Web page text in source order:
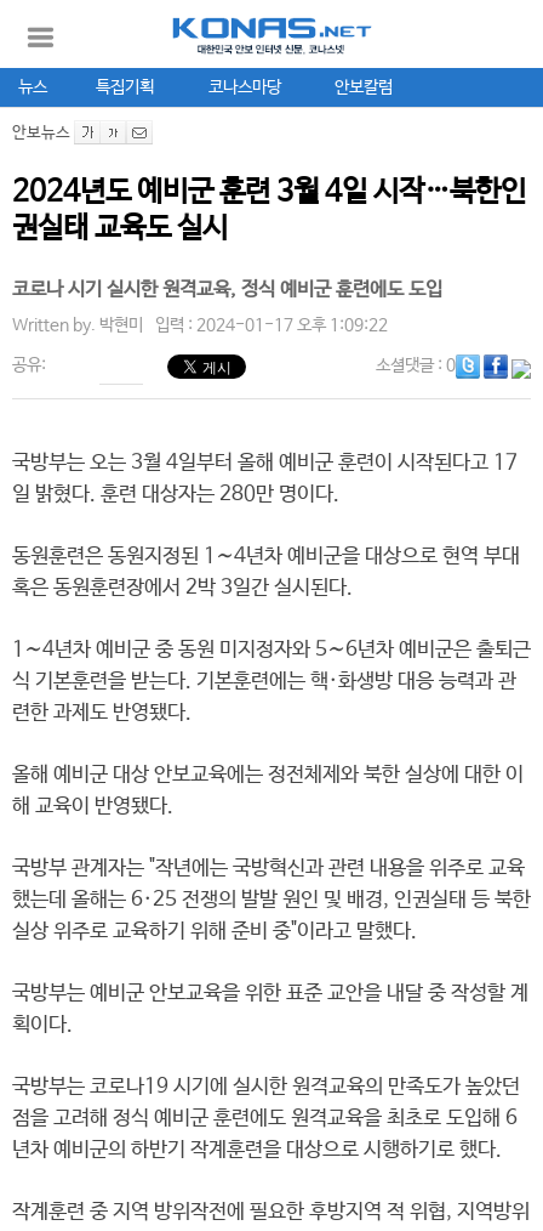
뉴스 특집기획 코나스마당 안보칼럼
안보뉴스
2024년도 예비군 훈련 3월 4일 시작…북한인
권실태 교육도 실시
코로나 시기 실시한 원격교육, 정식 예비군 훈련에도 도입
Written by. 박현미 입력 : 2024-01-17 오후 1:09:22
공유: 소셜댓글: 0
국방부는 오는 3월 4일부터 올해 예비군 훈련이 시작된다고 17
일 밝혔다. 훈련 대상자는 280만 명이다.
동원훈련은 동원지정된 1∼4년차 예비군을 대상으로 현역 부대
혹은 동원훈련장에서 2박 3일간 실시된다.
1∼4년차 예비군 중 동원 미지정자와 5∼6년차 예비군은 출퇴근
식 기본훈련을 받는다. 기본훈련에는 핵·화생방 대응 능력과 관
련한 과제도 반영됐다.
올해 예비군 대상 안보교육에는 정전체제와 북한 실상에 대한 이
해 교육이 반영됐다.
국방부 관계자는 "작년에는 국방혁신과 관련 내용을 위주로 교육
했는데 올해는 6·25 전쟁의 발발 원인 및 배경, 인권실태 등 북한
실상 위주로 교육하기 위해 준비 중"이라고 말했다.
국방부는 예비군 안보교육을 위한 표준 교안을 내달 중 작성할 계
획이다.
국방부는 코로나19 시기에 실시한 원격교육의 만족도가 높았던
점을 고려해 정식 예비군 훈련에도 원격교육을 최초로 도입해 6
년차 예비군의 하반기 작계훈련을 대상으로 시행하기로 했다.
작계훈련 중 지역 방위작전에 필요한 후방지역 적 위협, 지역방위